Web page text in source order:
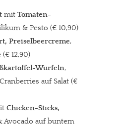
mit Tomaten-
& Pesto (€ 10,90)
Preiselbeercreme,
12,90)
Würfeln,
auf Salat (€
Chicken-Sticks,
Avocado auf buntem